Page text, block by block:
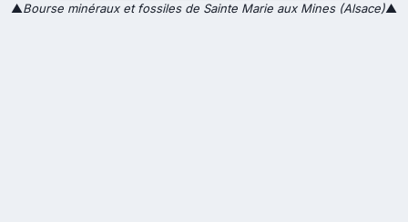
▲Bourse minéraux et fossiles de Sainte Marie aux Mines (Alsace)▲